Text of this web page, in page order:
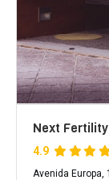
Next
4.9
Avenida Europa,